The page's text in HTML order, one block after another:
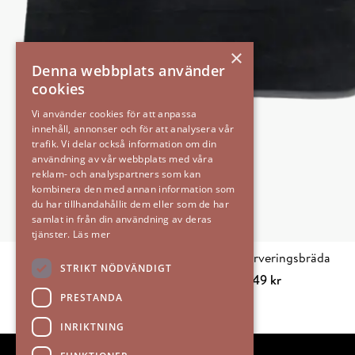
Mattias serveringsbräda
249 kr
×
Denna webbplats använder
cookies
Vi använder cookies för att anpassa
innehåll, annonser och för att analysera vår
trafik. Vi delar också information om din
användning av vår webbplats med våra
reklam- och analyspartners som kan
kombinera den med annan information som
du har tillhandahållit dem eller som de har
samlat in från din användning av deras
tjänster. Läs mer
STRIKT NÖDVÄNDIGT
PRESTANDA
INRIKTNING